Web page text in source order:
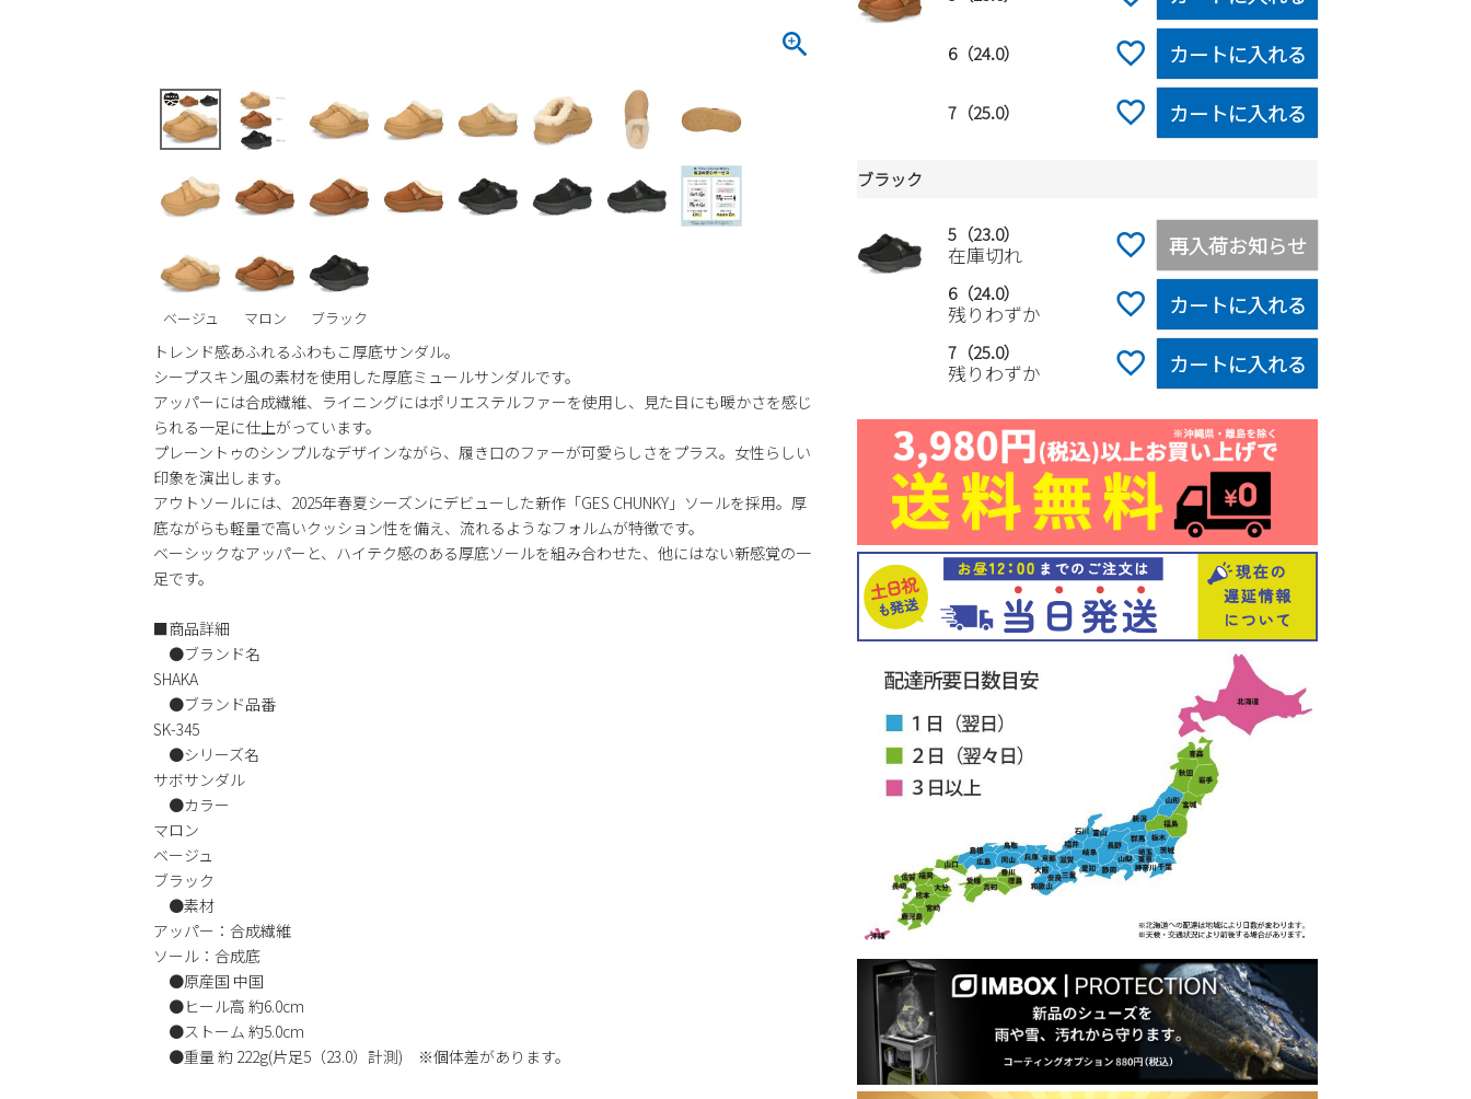
ベージュ マロン ブラック
トレンド感あふれるふわもこ厚底サンダル。
シープスキン風の素材を使用した厚底ミュールサンダルです。
アッパーには合成繊維、ライニングにはポリエステルファーを使用し、見た目にも暖かさを感じ
られる一足に仕上がっています。
プレーントゥのシンプルなデザインながら、履き口のファーが可愛らしさをプラス。女性らしい
印象を演出します。
アウトソールには、2025年春夏シーズンにデビューした新作「GES CHUNKY」ソールを採用。厚
底ながらも軽量で高いクッション性を備え、流れるようなフォルムが特徴です。
ベーシックなアッパーと、ハイテク感のある厚底ソールを組み合わせた、他にはない新感覚の一
足です。
■商品詳細
●ブランド名
SHAKA
●ブランド品番
SK-345
●シリーズ名
サボサンダル
●カラー
マロン
ベージュ
ブラック
●素材
アッパー：合成繊維
ソール：合成底
●原産国 中国
●ヒール高 約6.0cm
●ストーム 約5.0cm
●重量 約 222g(片足5（23.0）計測) ※個体差があります。
6（24.0） カートに入れる
7（25.0） カートに入れる
ブラック
5（23.0）
在庫切れ 再入荷お知らせ
6（24.0）
残りわずか カートに入れる
7（25.0）
残りわずか カートに入れる